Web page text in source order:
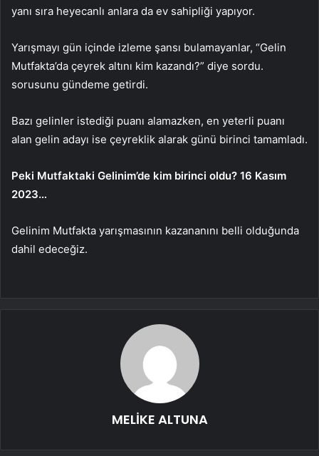
yanı sıra heyecanlı anlara da ev sahipliği yapıyor.
Yarışmayı gün içinde izleme şansı bulamayanlar, “Gelin
Mutfakta’da çeyrek altını kim kazandı?” diye sordu.
sorusunu gündeme getirdi.
Bazı gelinler istediği puanı alamazken, en yeterli puanı
alan gelin adayı ise çeyreklik alarak günü birinci tamamladı.
Peki Mutfaktaki Gelinim’de kim birinci oldu? 16 Kasım
2023…
Gelinim Mutfakta yarışmasının kazananını belli olduğunda
dahil edeceğiz.
MELİKE ALTUNA